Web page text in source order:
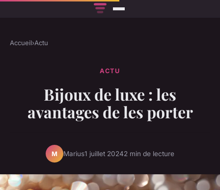
Accueil›Actu
ACTU
Bijoux de luxe : les
avantages de les porter
M Marius1 juillet 20242 min de lecture